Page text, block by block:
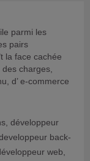
parmi les
pairs
la face cachée
charges,
d’ e-commerce
développeur
back-
web,